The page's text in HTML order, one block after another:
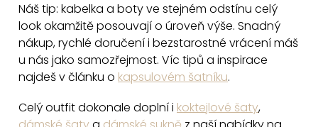
u
Náš tip: kabelka a boty ve stejném odstínu celý
look okamžitě posouvají o úroveň výše. Snadný
nákup, rychlé doručení i bezstarostné vrácení máš
u nás jako samozřejmost. Víc tipů a inspirace
najdeš v článku o kapsulovém šatníku.
Celý outfit dokonale doplní i koktejlové šaty,